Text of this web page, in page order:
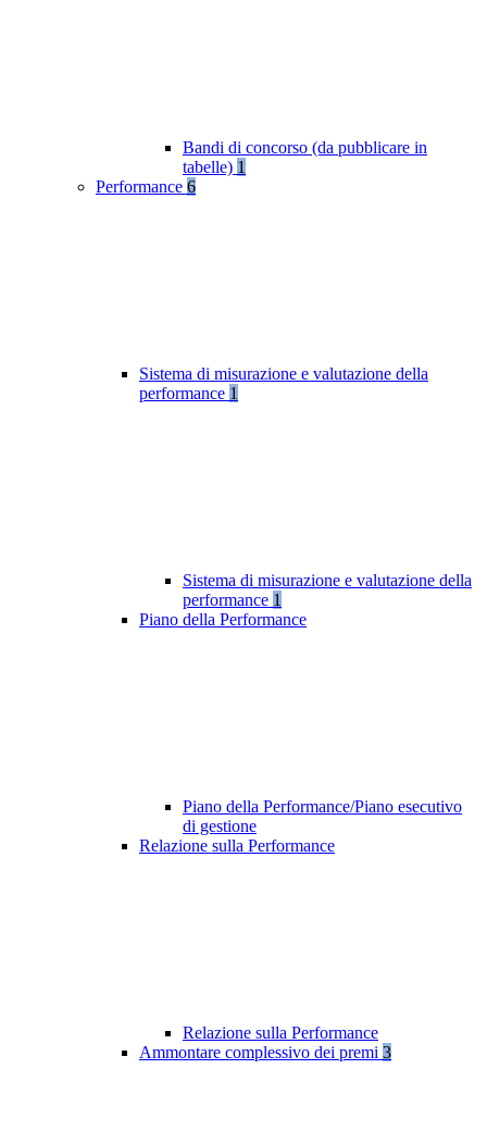
Bandi di concorso (da pubblicare in
tabelle) 1
Performance 6
Sistema di misurazione e valutazione della
performance 1
Sistema di misurazione e valutazione della
performance 1
Piano della Performance
Piano della Performance/Piano esecutivo
di gestione
Relazione sulla Performance
Relazione sulla Performance
Ammontare complessivo dei premi 3